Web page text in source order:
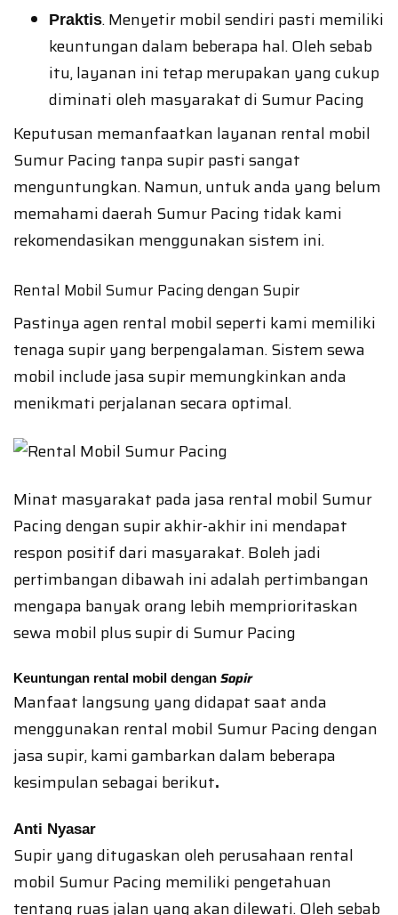
Praktis. Menyetir mobil sendiri pasti memiliki
keuntungan dalam beberapa hal. Oleh sebab
itu, layanan ini tetap merupakan yang cukup
diminati oleh masyarakat di Sumur Pacing
Keputusan memanfaatkan layanan rental mobil
Sumur Pacing tanpa supir pasti sangat
menguntungkan. Namun, untuk anda yang belum
memahami daerah Sumur Pacing tidak kami
rekomendasikan menggunakan sistem ini.
Rental Mobil Sumur Pacing dengan Supir
Pastinya agen rental mobil seperti kami memiliki
tenaga supir yang berpengalaman. Sistem sewa
mobil include jasa supir memungkinkan anda
menikmati perjalanan secara optimal.
Minat masyarakat pada jasa rental mobil Sumur
Pacing dengan supir akhir-akhir ini mendapat
respon positif dari masyarakat. Boleh jadi
pertimbangan dibawah ini adalah pertimbangan
mengapa banyak orang lebih memprioritaskan
sewa mobil plus supir di Sumur Pacing
Keuntungan rental mobil dengan Sopir
Manfaat langsung yang didapat saat anda
menggunakan rental mobil Sumur Pacing dengan
jasa supir, kami gambarkan dalam beberapa
kesimpulan sebagai berikut.
Anti Nyasar
Supir yang ditugaskan oleh perusahaan rental
mobil Sumur Pacing memiliki pengetahuan
tentang ruas jalan yang akan dilewati. Oleh sebab